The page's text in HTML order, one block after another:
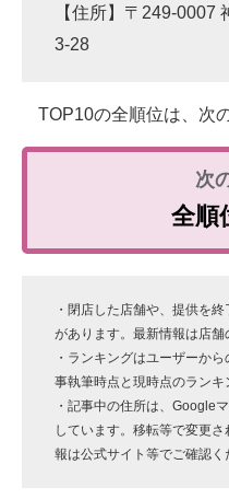
【住所】〒249-0007
3-28
TOP10の全順位は、次
全順
・閉店した店舗や、提供を
があります。最新情報は店舗
・ランキングはユーザーか
事執筆時点と現時点のランキ
・記事中の住所は、Google
しています。移転等で変更
報は公式サイト等でご確認く